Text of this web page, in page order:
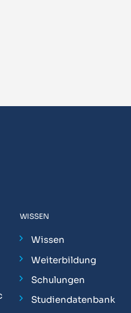
WISSEN
Wissen
Weiterbildung
Schulungen
Studiendatenbank